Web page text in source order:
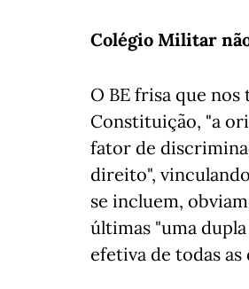
Colégio Militar
O BE frisa que
Constituição, "a
fator de
direito",
se incluem,
últimas "uma
efetiva de todas